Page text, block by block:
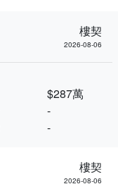
樓契
2026-08-06
$287萬
-
-
樓契
2026-08-06